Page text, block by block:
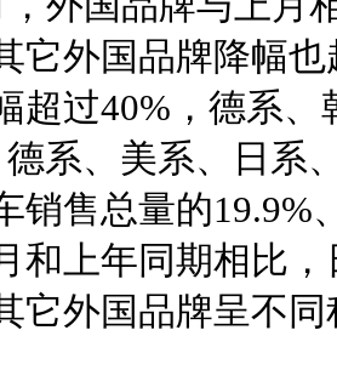
它外国品牌降幅
超过40%，德系
德系、美系、日系
销售总量的19.9%
和上年同期相比
它外国品牌呈不